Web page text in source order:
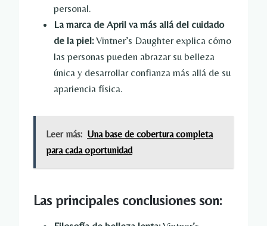
personal.
La marca de April va más allá del cuidado
de la piel:Vintner’s Daughter explica cómo
las personas pueden abrazar su belleza
única y desarrollar confianza más allá de su
apariencia física.
Leer más: Una base de cobertura completa
para cada oportunidad
Las principales conclusiones son: